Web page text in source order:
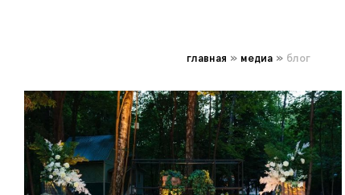
главная » медиа» блог